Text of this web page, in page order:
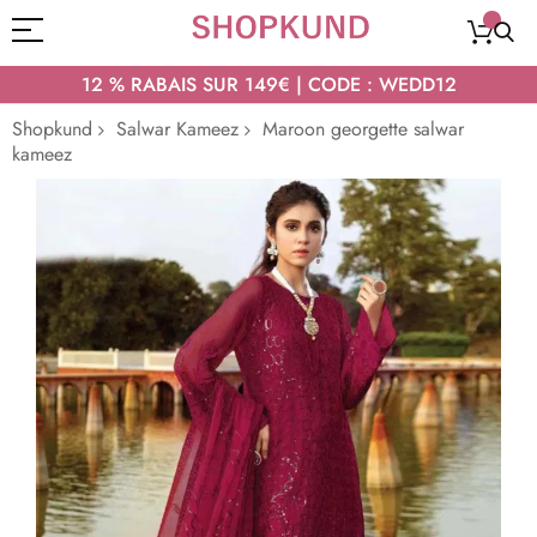
12 % RABAIS SUR 149€ | CODE : WEDD12
Shopkund
Salwar Kameez
Maroon georgette salwar
kameez
de
la
galerie
d’images